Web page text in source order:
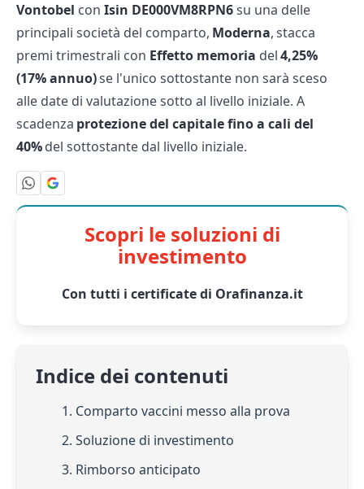
Vontobel con Isin DE000VM8RPN6su una delle
principali società del comparto, Moderna, stacca
premi trimestrali con Effetto memoria del4,25%
(17% annuo)se l'unico sottostante non sarà sceso
alle date di valutazione sotto al livello iniziale. A
scadenza protezione del capitale fino a cali del
40%del sottostante dal livello iniziale.
Scopri le soluzioni di
investimento
Con tutti i certificate di Orafinanza.it
Indice dei contenuti
1. Comparto vaccini messo alla prova
2. Soluzione di investimento
3. Rimborso anticipato